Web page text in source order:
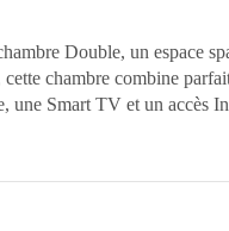
Double, un espace
chambre combine
une Smart TV et un accès